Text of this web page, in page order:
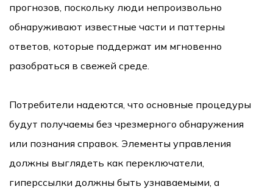
прогнозов, поскольку люди непроизвольно
обнаруживают известные части и паттерны
ответов, которые поддержат им мгновенно
разобраться в свежей среде.
Потребители надеются, что основные процедуры
будут получаемы без чрезмерного обнаружения
или познания справок. Элементы управления
должны выглядеть как переключатели,
гиперссылки должны быть узнаваемыми, а